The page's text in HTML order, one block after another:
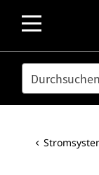
SEARCH